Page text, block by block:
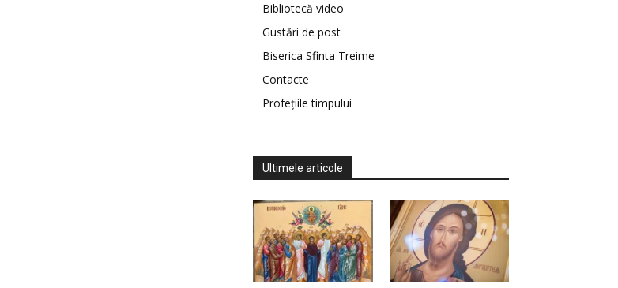
Bibliotecă video
Gustări de post
Biserica Sfinta Treime
Contacte
Profețiile timpului
Ultimele articole